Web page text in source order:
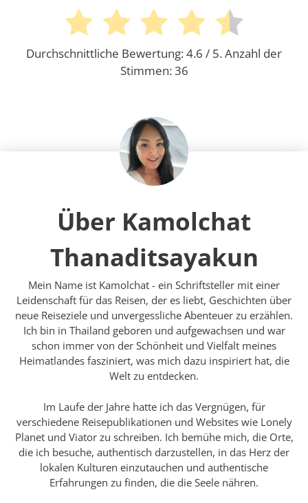
Durchschnittliche Bewertung:4.6 / 5. Anzahl der
Stimmen:36
Über Kamolchat
Thanaditsayakun
Mein Name ist Kamolchat - ein Schriftsteller mit einer
Leidenschaft für das Reisen, der es liebt, Geschichten über
neue Reiseziele und unvergessliche Abenteuer zu erzählen.
Ich bin in Thailand geboren und aufgewachsen und war
schon immer von der Schönheit und Vielfalt meines
Heimatlandes fasziniert, was mich dazu inspiriert hat, die
Welt zu entdecken.
Im Laufe der Jahre hatte ich das Vergnügen, für
verschiedene Reisepublikationen und Websites wie Lonely
Planet und Viator zu schreiben. Ich bemühe mich, die Orte,
die ich besuche, authentisch darzustellen, in das Herz der
lokalen Kulturen einzutauchen und authentische
Erfahrungen zu finden, die die Seele nähren.